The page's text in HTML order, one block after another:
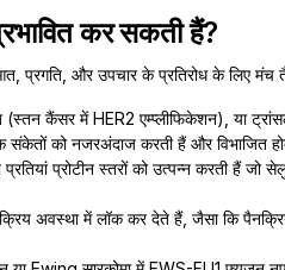
कर सकती हैं?
और उपचार के प्रतिरोध के लिए मंच
(स्तन कैंसर में HER2 एम्प्लीफिकेशन), या
संकेतों को नजरअंदाज करती हैं और विभाजित
प्रतियां प्रोटीन स्तरों को उत्पन्न करती हैं
अवस्था में लॉक कर देते हैं, जैसा कि